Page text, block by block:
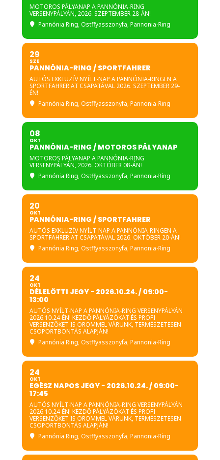
MOTOROS PÁLYANAP A PANNÓNIA-RING
VERSENYPÁLYÁN, 2026. SZEPTEMBER 28-ÁN!
Pannónia Ring, Ostffyasszonyfa, Pannonia-Ring
29
SZE
PANNÓNIA-RING / SPORTFAHRER
AUTÓS EXKLUZÍV NYÍLT-NAP A PANNÓNIA-RINGEN A
SPORTFAHRER.AT CSAPATÁVAL 2026. SZEPTEMBER 29-
ÉN!
Pannónia Ring, Ostffyasszonyfa, Pannonia-Ring
08
OKT
PANNÓNIA-RING / MOTOROS PÁLYANAP
MOTOROS PÁLYANAP A PANNÓNIA-RING
VERSENYPÁLYÁN, 2026. OKTÓBER 08-ÁN!
Pannónia Ring, Ostffyasszonyfa, Pannonia-Ring
20
OKT
PANNÓNIA-RING / SPORTFAHRER
AUTÓS EXKLUZÍV NYÍLT-NAP A PANNÓNIA-RINGEN A
SPORTFAHRER.AT CSAPATÁVAL 2026. OKTÓBER 20-ÁN!
Pannónia Ring, Ostffyasszonyfa, Pannonia-Ring
24
OKT
DÉLELŐTTI JEGY - 2026.10.24. / 09:00-
13:00
AUTÓS NYÍLT-NAP A PANNÓNIA-RING VERSENYPÁLYÁN
2026.10.24-ÉN! KEZDŐ PÁLYÁZÓKAT ÉS PROFI
VERSENZŐKET IS ÖRÖMMEL VÁRUNK, TERMÉSZETESEN
CSOPORTBONTÁS ALAPJÁN!
Pannónia Ring, Ostffyasszonyfa, Pannonia-Ring
24
OKT
EGÉSZ NAPOS JEGY - 2026.10.24. / 09:00-
17:45
AUTÓS NYÍLT-NAP A PANNÓNIA-RING VERSENYPÁLYÁN
2026.10.24-ÉN! KEZDŐ PÁLYÁZÓKAT ÉS PROFI
VERSENZŐKET IS ÖRÖMMEL VÁRUNK, TERMÉSZETESEN
CSOPORTBONTÁS ALAPJÁN!
Pannónia Ring, Ostffyasszonyfa, Pannonia-Ring